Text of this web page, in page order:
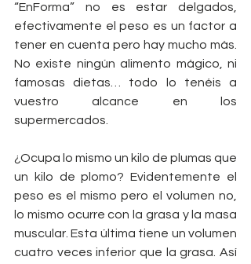
“EnForma” no es estar delgados,
efectivamente el peso es un factor a
tener en cuenta pero hay mucho más.
No existe ningún alimento mágico, ni
famosas dietas… todo lo tenéis a
vuestro alcance en los
supermercados.
¿Ocupa lo mismo un kilo de plumas que
un kilo de plomo? Evidentemente el
peso es el mismo pero el volumen no,
lo mismo ocurre con la grasa y la masa
muscular. Esta última tiene un volumen
cuatro veces inferior que la grasa. Así